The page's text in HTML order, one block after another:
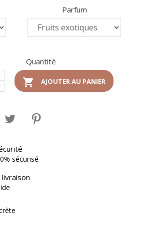
Parfum
Quantité
 AJOUTER AU PANIER
sécurisé